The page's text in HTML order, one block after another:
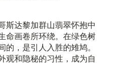
斯达黎加群山翡翠怀抱中
命画卷所环绕。在绿色树
，是引人入胜的雉鸠。
观和隐秘的习性，成为自